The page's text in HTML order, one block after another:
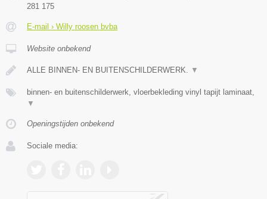
281 175
E-mail › Willy roosen bvba
Website onbekend
ALLE BINNEN- EN BUITENSCHILDERWERK. ▼
binnen- en buitenschilderwerk, vloerbekleding vinyl tapijt laminaat,
▼
Openingstijden onbekend
Sociale media: